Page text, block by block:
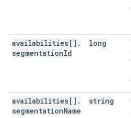
availabilities[] .
segmentationId
long
availabilities[] .
segmentationName
string